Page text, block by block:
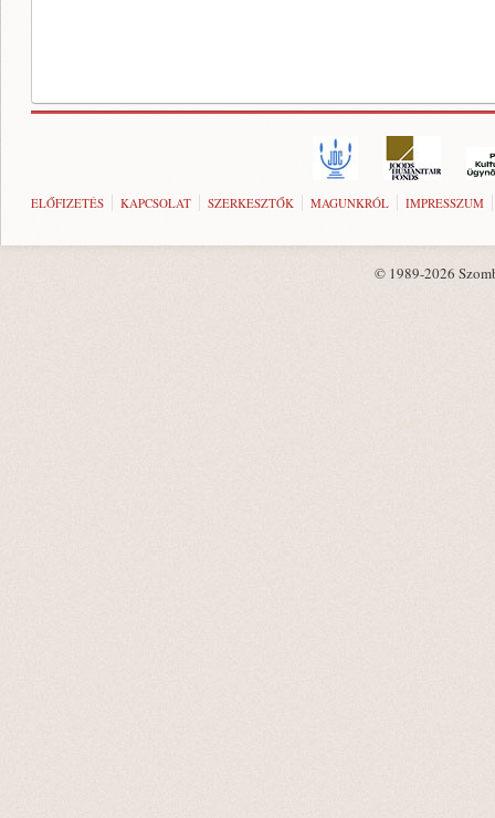
ELŐFIZETÉS KAPCSOLAT SZERKESZTŐK MAGUNKRÓL IMPRESSZUM
© 1989-2026